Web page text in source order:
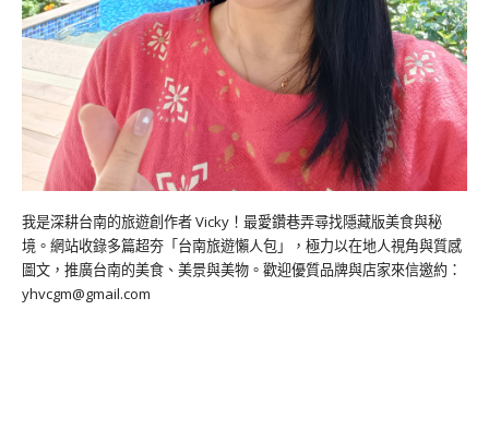
我是深耕台南的旅遊創作者 Vicky！最愛鑽巷弄尋找隱藏版美食與秘
境。網站收錄多篇超夯「台南旅遊懶人包」，極力以在地人視角與質感
圖文，推廣台南的美食、美景與美物。歡迎優質品牌與店家來信邀約：
yhvcgm@gmail.com